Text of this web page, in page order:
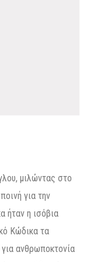
μιλώντας στο
για την
ήταν η ισόβια
Κώδικα τα
για ανθρωποκτονία